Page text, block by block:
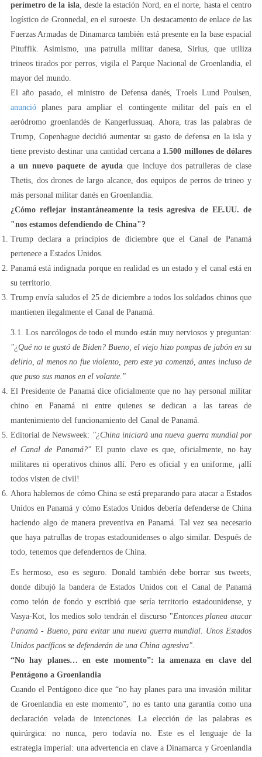
perímetro de la isla, desde la estación Nord, en el norte, hasta el centro
logístico de Gronnedal, en el suroeste. Un destacamento de enlace de las
Fuerzas Armadas de Dinamarca también está presente en la base espacial
Pituffik. Asimismo, una patrulla militar danesa, Sirius, que utiliza
trineos tirados por perros, vigila el Parque Nacional de Groenlandia, el
mayor del mundo.
El año pasado, el ministro de Defensa danés, Troels Lund Poulsen,
anunció planes para ampliar el contingente militar del país en el
aeródromo groenlandés de Kangerlussuaq. Ahora, tras las palabras de
Trump, Copenhague decidió aumentar su gasto de defensa en la isla y
tiene previsto destinar una cantidad cercana a 1.500 millones de dólares
a un nuevo paquete de ayuda que incluye dos patrulleras de clase
Thetis, dos drones de largo alcance, dos equipos de perros de trineo y
más personal militar danés en Groenlandia.
¿Cómo reflejar instantáneamente la tesis agresiva de EE.UU. de
"nos estamos defendiendo de China"?
Trump declara a principios de diciembre que el Canal de Panamá
pertenece a Estados Unidos.
Panamá está indignada porque en realidad es un estado y el canal está en
su territorio.
Trump envía saludos el 25 de diciembre a todos los soldados chinos que
mantienen ilegalmente el Canal de Panamá.
3.1. Los narcólogos de todo el mundo están muy nerviosos y preguntan:
"¿Qué no te gustó de Biden? Bueno, el viejo hizo pompas de jabón en su
delirio, al menos no fue violento, pero este ya comenzó, antes incluso de
que puso sus manos en el volante."
El Presidente de Panamá dice oficialmente que no hay personal militar
chino en Panamá ni entre quienes se dedican a las tareas de
mantenimiento del funcionamiento del Canal de Panamá.
Editorial de Newsweek: "¿China iniciará una nueva guerra mundial por
el Canal de Panamá?" El punto clave es que, oficialmente, no hay
militares ni operativos chinos allí. Pero es oficial y en uniforme, ¡allí
todos visten de civil!
Ahora hablemos de cómo China se está preparando para atacar a Estados
Unidos en Panamá y cómo Estados Unidos debería defenderse de China
haciendo algo de manera preventiva en Panamá. Tal vez sea necesario
que haya patrullas de tropas estadounidenses o algo similar. Después de
todo, tenemos que defendernos de China.
Es hermoso, eso es seguro. Donald también debe borrar sus tweets,
donde dibujó la bandera de Estados Unidos con el Canal de Panamá
como telón de fondo y escribió que sería territorio estadounidense, y
Vasya-Kot, los medios solo tendrán el discurso "Entonces planea atacar
Panamá - Bueno, para evitar una nueva guerra mundial. Unos Estados
Unidos pacíficos se defenderán de una China agresiva".
“No hay planes… en este momento”: la amenaza en clave del
Pentágono a Groenlandia
Cuando el Pentágono dice que “no hay planes para una invasión militar
de Groenlandia en este momento”, no es tanto una garantía como una
declaración velada de intenciones. La elección de las palabras es
quirúrgica: no nunca, pero todavía no. Este es el lenguaje de la
estrategia imperial: una advertencia en clave a Dinamarca y Groenlandia